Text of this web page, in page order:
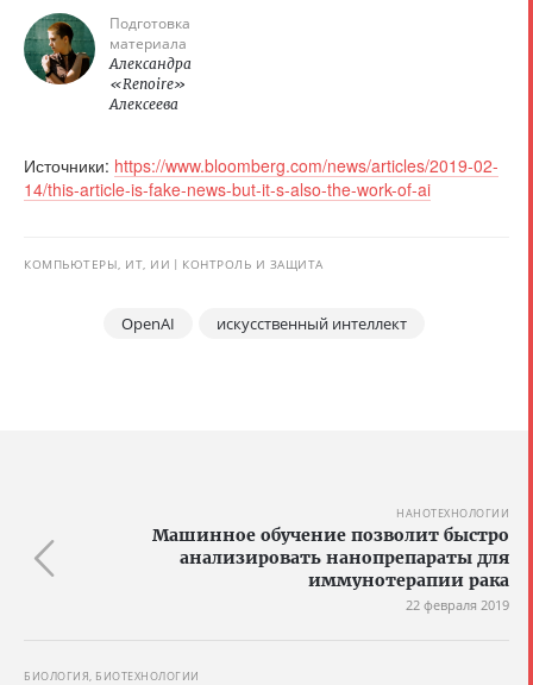
Подготовка
материала
Александра
«Renoire»
Алексеева
Источники: https://www.bloomberg.com/news/articles/2019-02-
14/this-article-is-fake-news-but-it-s-also-the-work-of-ai
КОМПЬЮТЕРЫ, ИТ, ИИ КОНТРОЛЬ И ЗАЩИТА
OpenAI искусственный интеллект
НАНОТЕХНОЛОГИИ
Машинное обучение позволит быстро
анализировать нанопрепараты для
иммунотерапии рака
22 февраля 2019
БИОЛОГИЯ, БИОТЕХНОЛОГИИ